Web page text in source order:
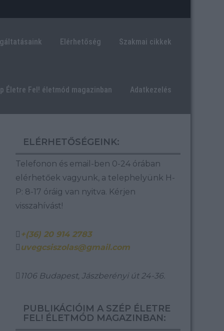
Elérhetőség Szakmai cikkek
Életre Fel! életmód magazinban Adatkezelés
ELÉRHETŐSÉGEINK:
Telefonon és email-ben 0-24 órában
elérhetőek vagyunk, a telephelyünk H-
P: 8-17 óráig van nyitva. Kérjen
visszahívást!
+(36) 20 914 2783
uvegcsiszolas@gmail.com
1106 Budapest, Jászberényi út 24-36.
PUBLIKÁCIÓIM A SZÉP ÉLETRE
FEL! ÉLETMÓD MAGAZINBAN: